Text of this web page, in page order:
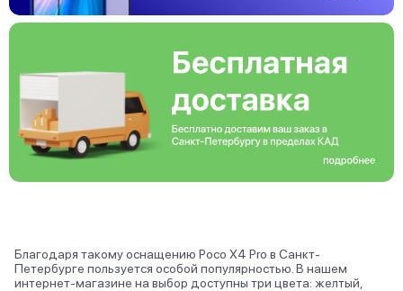
Благодаря такому оснащению Poco X4 Pro в Санкт-
Петербурге пользуется особой популярностью. В нашем
интернет-магазине на выбор доступны три цвета: желтый,